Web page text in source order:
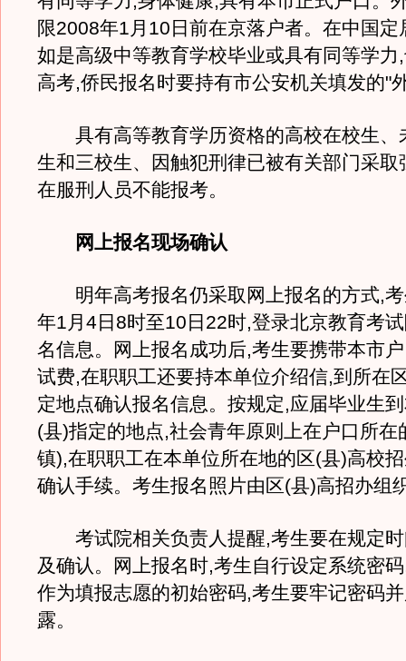
限2008年1月10日前在京落户者。在中国定
如是高级中等教育学校毕业或具有同等学力
高考,侨民报名时要持有市公安机关填发的"
具有高等教育学历资格的高校在校生、
生和三校生、因触犯刑律已被有关部门采取
在服刑人员不能报考。
网上报名现场确认
明年高考报名仍采取网上报名的方式,考
年1月4日8时至10日22时,登录北京教育考
名信息。网上报名成功后,考生要携带本市
试费,在职职工还要持本单位介绍信,到所在
定地点确认报名信息。按规定,应届毕业生
(县)指定的地点,社会青年原则上在户口所在
镇),在职职工在本单位所在地的区(县)高校
确认手续。考生报名照片由区(县)高招办组
考试院相关负责人提醒,考生要在规定时
及确认。网上报名时,考生自行设定系统密
作为填报志愿的初始密码,考生要牢记密码
露。